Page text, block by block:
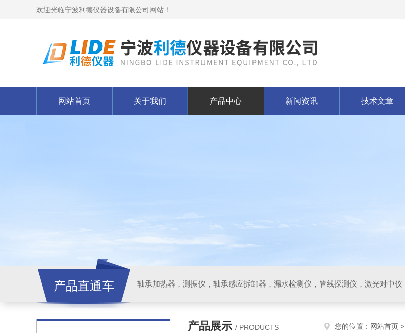
欢迎光临宁波利德仪器设备有限公司网站！
网站首页 关于我们 产品中心 新闻资讯 技术文章
产品直通车 轴承加热器，测振仪，轴承感应拆卸器，漏水检测仪，管线探测仪，激光对中仪
产品展示 / PRODUCTS 您的位置： 网站首页 >